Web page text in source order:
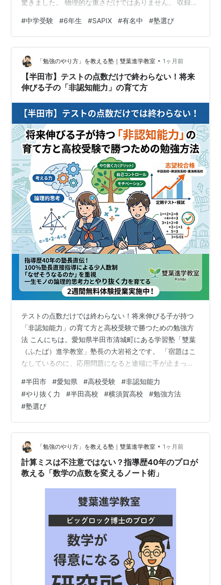
驚きました。 物理的な重さだけではありません。 収録さ
いて数えてみると、掲載校数はなんと46校。 御三家をは
じめ、多くの有名中学の入試問題がぎっしり詰まってい
ます。 「いよいよここまで来たんだな」 そんな実感が湧
いてきました。 そして同時に、こんな気持ちにもなりま
す。 「これを乗り越えなければ、赤本にはたどり着けな
いぞ」と。 有名中が届く…
#中学受験 #6年生 #SAPIX #有名中 #塾選び
「勉強のやり方」を教える塾｜雙葉進学教室 • 1ヶ月前
【半田市】テストの点数だけで終わらない！将来
伸びる子の「非認知能力」の育て方
テストの点数だけでは終わらない！将来伸びる子が持つ
「非認知能力」の育て方と高校受験で勝つための勉強方
法 こんにちは。愛知県半田市清城町にある学習塾「雙葉
（ふたば）進学教室」塾長の大岩裕之です。 「宿題はこ
なしているのに、応用問題になると途端に手が止まって
して、模試になると成績が上がらない」 このようなお悩
みを抱えている保護者の方は非常に多いです。 実は、中
学校後半からの難化する学習や高校受験の壁を乗り越え
るためには、単なる知識の詰め込み（認知能力）だけで
は不十分です。 今、最も注目されている「非認知能力
（やり抜く力）」を育てることが、学力向上…
#半田市 #愛知県 #高校受験 #非認知能力
#やり抜く力 #半田高校 #横須賀高校 #勉強方法
#塾選び
「勉強のやり方」を教える塾｜雙葉進学教室 • 1ヶ月前
計算ミスは不注意ではない？指導歴40年のプロが
教える「数学の点数を変えるノート術」